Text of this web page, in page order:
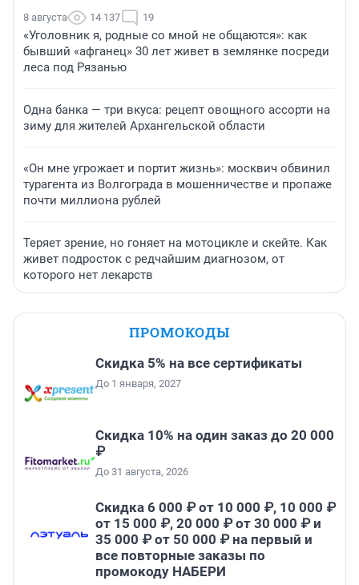
8 августа 14 137 19
«Уголовник я, родные со мной не общаются»: как
бывший «афганец» 30 лет живет в землянке посреди
леса под Рязанью
Одна банка — три вкуса: рецепт овощного ассорти на
зиму для жителей Архангельской области
«Он мне угрожает и портит жизнь»: москвич обвинил
турагента из Волгограда в мошенничестве и пропаже
почти миллиона рублей
Теряет зрение, но гоняет на мотоцикле и скейте. Как
живет подросток с редчайшим диагнозом, от
которого нет лекарств
ПРОМОКОДЫ
Скидка 5% на все сертификаты
До 1 января, 2027
Скидка 10% на один заказ до 20 000
₽
До 31 августа, 2026
Скидка 6 000 ₽ от 10 000 ₽, 10 000 ₽
от 15 000 ₽, 20 000 ₽ от 30 000 ₽ и
35 000 ₽ от 50 000 ₽ на первый и
все повторные заказы по
промокоду НАБЕРИ